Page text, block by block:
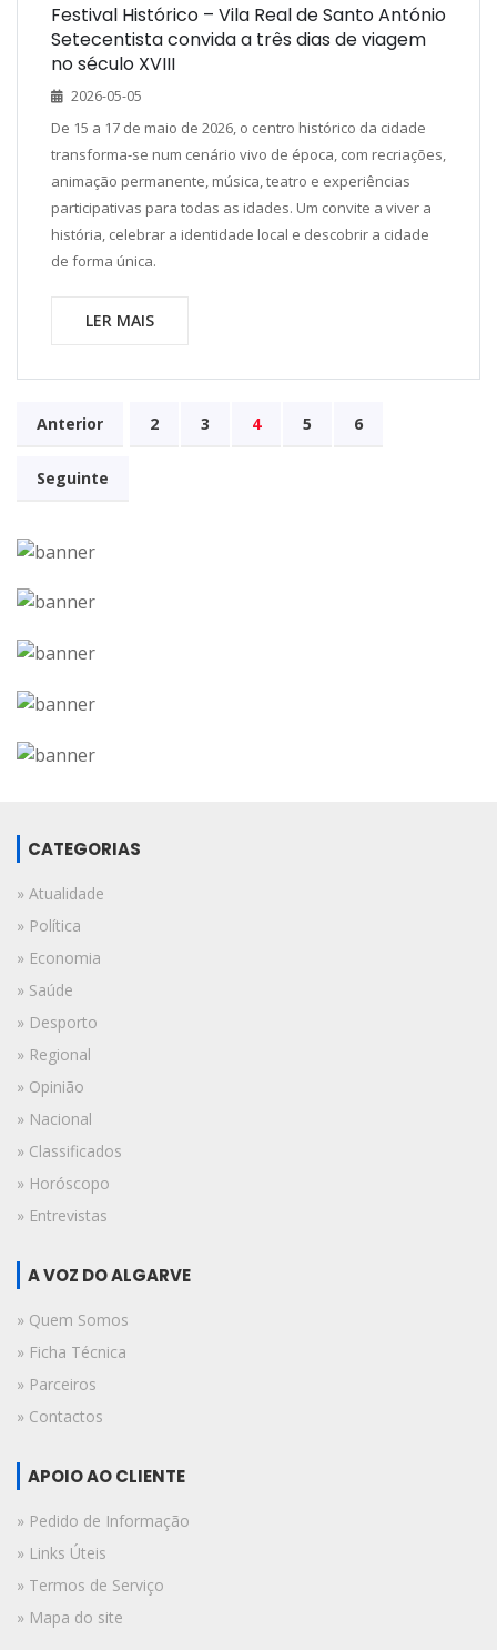
Festival Histórico – Vila Real de Santo António
Setecentista convida a três dias de viagem
no século XVIII
2026-05-05
De 15 a 17 de maio de 2026, o centro histórico da cidade
transforma-se num cenário vivo de época, com recriações,
animação permanente, música, teatro e experiências
participativas para todas as idades. Um convite a viver a
história, celebrar a identidade local e descobrir a cidade
de forma única.
LER MAIS
Anterior 2 3 4 5 6
Seguinte
CATEGORIAS
» Atualidade
» Política
» Economia
» Saúde
» Desporto
» Regional
» Opinião
» Nacional
» Classificados
» Horóscopo
» Entrevistas
A VOZ DO ALGARVE
» Quem Somos
» Ficha Técnica
» Parceiros
» Contactos
APOIO AO CLIENTE
» Pedido de Informação
» Links Úteis
» Termos de Serviço
» Mapa do site